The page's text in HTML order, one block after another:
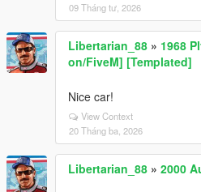
09 Tháng tư, 2026
Libertarian_88 » 1968
on/FiveM] [Templated]
Nice car!
View Context
20 Tháng ba, 2026
Libertarian_88 » 2000